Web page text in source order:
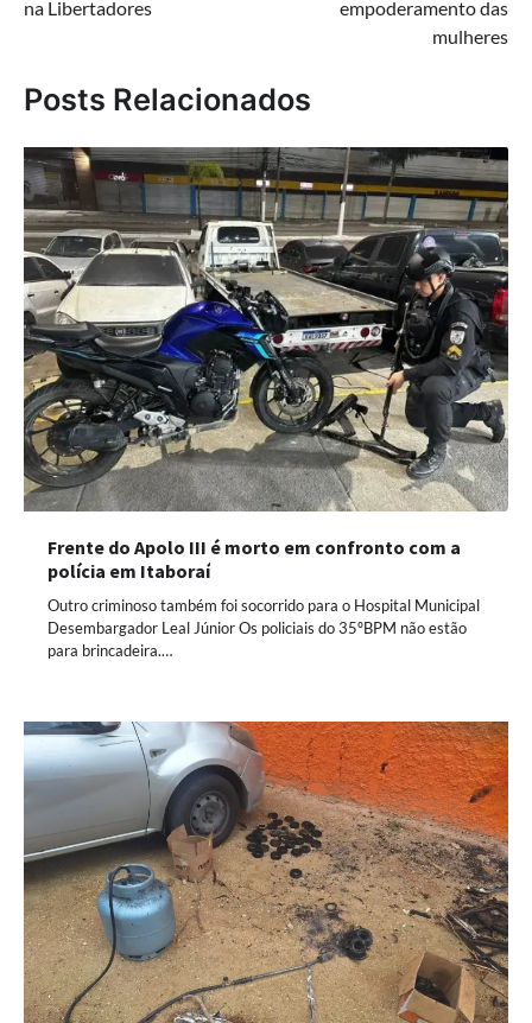
na Libertadores
empoderamento das
mulheres
Posts Relacionados
Frente do Apolo III é morto em confronto com a
polícia em Itaboraí
Outro criminoso também foi socorrido para o Hospital Municipal
Desembargador Leal Júnior Os policiais do 35ºBPM não estão
para brincadeira.…